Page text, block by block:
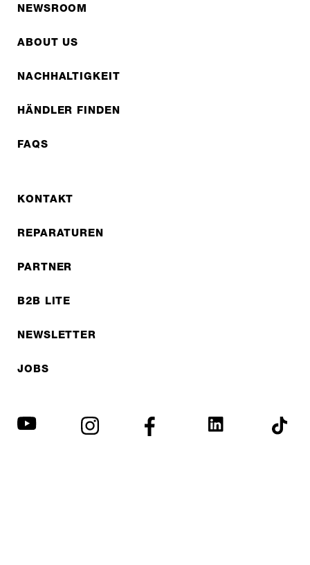
NEWSROOM
ABOUT US
NACHHALTIGKEIT
HÄNDLER FINDEN
FAQS
KONTAKT
REPARATUREN
PARTNER
B2B LITE
NEWSLETTER
JOBS